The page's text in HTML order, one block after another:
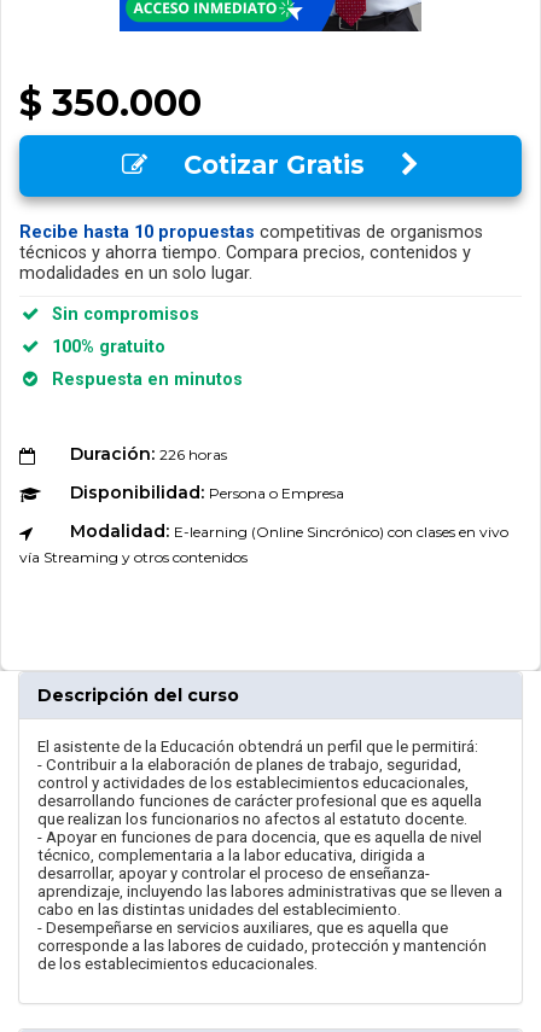
$ 350.000
Cotizar Gratis
Recibe hasta 10 propuestas competitivas de organismos
técnicos y ahorra tiempo. Compara precios, contenidos y
modalidades en un solo lugar.
Sin compromisos
100% gratuito
Respuesta en minutos
Duración: 226 horas
Disponibilidad: Persona o Empresa
Modalidad: E-learning (Online Sincrónico) con clases en vivo
vía Streaming y otros contenidos
Descripción del curso
El asistente de la Educación obtendrá un perfil que le permitirá:
- Contribuir a la elaboración de planes de trabajo, seguridad,
control y actividades de los establecimientos educacionales,
desarrollando funciones de carácter profesional que es aquella
que realizan los funcionarios no afectos al estatuto docente.
- Apoyar en funciones de para docencia, que es aquella de nivel
técnico, complementaria a la labor educativa, dirigida a
desarrollar, apoyar y controlar el proceso de enseñanza-
aprendizaje, incluyendo las labores administrativas que se lleven a
cabo en las distintas unidades del establecimiento.
- Desempeñarse en servicios auxiliares, que es aquella que
corresponde a las labores de cuidado, protección y mantención
de los establecimientos educacionales.